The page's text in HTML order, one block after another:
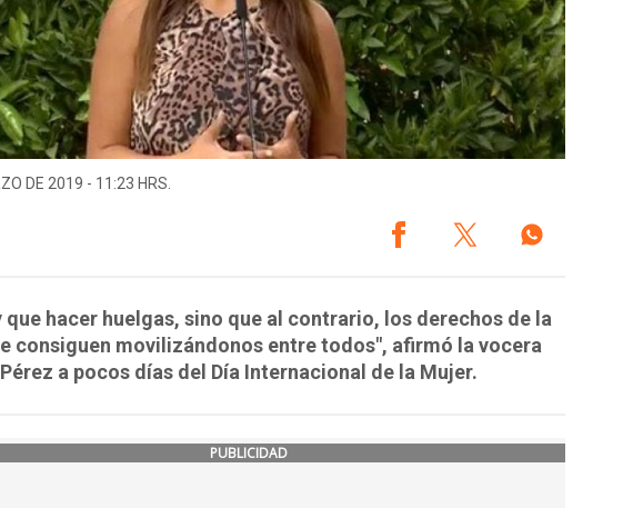
DE 2019 - 11:23 HRS.
que hacer huelgas, sino que al contrario, los derechos de la
consiguen movilizándonos entre todos", afirmó la vocera
a pocos días del Día Internacional de la Mujer.
PUBLICIDAD